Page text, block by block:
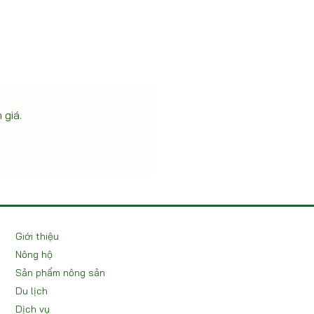
giá.
Giới thiệu
Nông hộ
Sản phẩm nông sản
Du lịch
Dịch vụ